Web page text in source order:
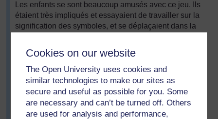
Cookies on our website
The Open University uses cookies and
similar technologies to make our sites as
secure and useful as possible for you. Some
are necessary and can’t be turned off. Others
are used for analysis and performance,
Les enfants se sont beaucoup amusés avec ce jeu. Ils
étaient très impliqués et essayaient de travailler sur la
signification des symboles, et se déplaçaient dans la
à leur disposition pour les aider en cas de problème
quant à la signification des symboles ou à la direction à
suivre.
Chaque élève a atteint la carte finale. Mlle Aloufa était
satisfaite parce qu'elle savait qu'ils avaient réussi à
interpréter tous les symboles et à mieux comprendre les
directions.